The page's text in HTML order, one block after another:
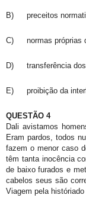
B) preceitos
C) normas próprias
D) transferência
E) proibição da
QUESTÃO 4
Dali avistamos
Eram pardos, todos
fazem o menor caso
têm tanta inocência
de baixo furados e
cabelos seus são
Viagem pela